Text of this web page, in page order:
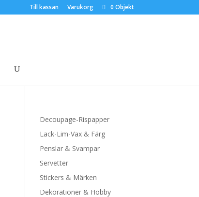
Till kassan Varukorg 0 Objekt
Decoupage-Rispapper
Lack-Lim-Vax & Färg
Penslar & Svampar
Servetter
Stickers & Märken
Dekorationer & Hobby